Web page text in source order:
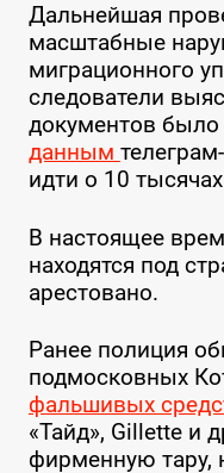
Дальнейшая
масштабные
миграционного
следователи
документов
данным
идти о 10
В настоящее
находятся под
арестовано.
Ранее полиция
подмосковных
фальшивых
«Тайд», Gillette и
фирменную тару,